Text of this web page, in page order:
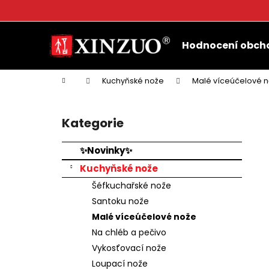
Hodnocení
Domů Kuchyňské nože Malé víceúčelové
Přeskočit
kategorie
Kategorie
✨Novinky✨
Kuchyňské nože
Šéfkuchařské nože
Santoku nože
Malé víceúčelové nože
Na chléb a pečivo
Vykosťovací nože
Loupací nože
o
k